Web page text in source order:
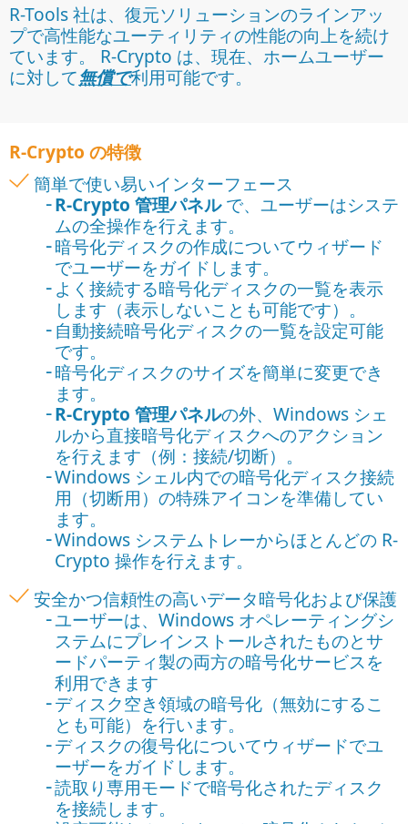
R-Tools 社は、復元ソリューションのラインアッ
プで高性能なユーティリティの性能の向上を続け
ています。 R-Crypto は、現在、ホームユーザー
に対して無償で利用可能です。
R-Crypto の特徴
簡単で使い易いインターフェース
R-Crypto 管理パネルで、ユーザーはシステ
ムの全操作を行えます。
暗号化ディスクの作成についてウィザード
でユーザーをガイドします。
よく接続する暗号化ディスクの一覧を表示
します（表示しないことも可能です）。
自動接続暗号化ディスクの一覧を設定可能
です。
暗号化ディスクのサイズを簡単に変更でき
ます。
R-Crypto 管理パネルの外、Windows シェ
ルから直接暗号化ディスクへのアクション
を行えます（例：接続/切断）。
Windows シェル内での暗号化ディスク接続
用（切断用）の特殊アイコンを準備してい
ます。
Windows システムトレーからほとんどの R-
Crypto 操作を行えます。
安全かつ信頼性の高いデータ暗号化および保護
ユーザーは、Windows オペレーティングシ
ステムにプレインストールされたものとサ
ードパーティ製の両方の暗号化サービスを
利用できます
ディスク空き領域の暗号化（無効にするこ
とも可能）を行います。
ディスクの復号化についてウィザードでユ
ーザーをガイドします。
読取り専用モードで暗号化されたディスク
を接続します。